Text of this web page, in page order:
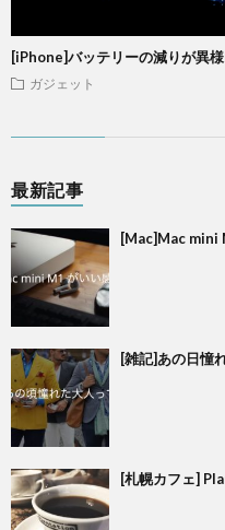
[iPhone]バッテリーの減りが異
ガジェット
最新記事
[Mac]Mac mini
[雑記]あの日憧
[札幌カフェ]